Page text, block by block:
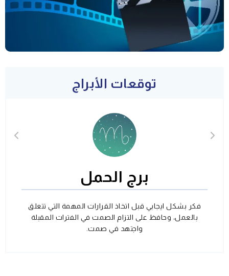
توقعات الأبراج
برج الحمل
فكر بشكل ايجابي قبل اتخاذ القرارات المهمة التي تتعلق
بالعمل، وحافظ على التزام الصمت في الفترات المقبلة
واجتهد في صمت.